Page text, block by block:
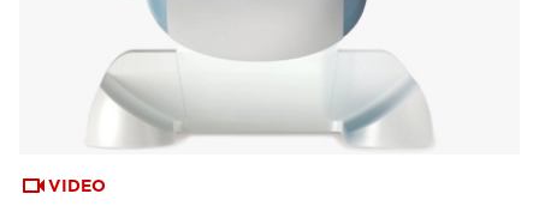
VIDEO